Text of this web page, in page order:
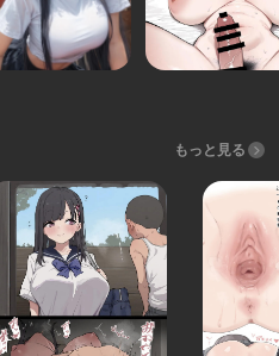
もっと見る